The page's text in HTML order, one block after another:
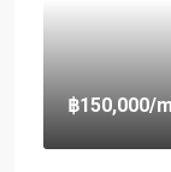
฿150,000/